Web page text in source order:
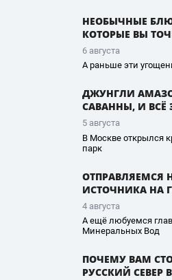
НЕОБЫЧНЫЕ
КОТОРЫЕ ВЫ
6 августа
А раньше эти
ДЖУНГЛИ
САВАННЫ, И ВСЁ
5 августа
В Москве открылся
парк
ОТПРАВЛЯЕМСЯ
ИСТОЧНИКА НА
4 августа
А ещё любуемся
Минеральных Вод
ПОЧЕМУ ВАМ
РУССКИЙ СЕВЕР